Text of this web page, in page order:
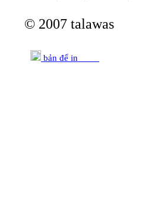
© 2007 talawas
bản để in